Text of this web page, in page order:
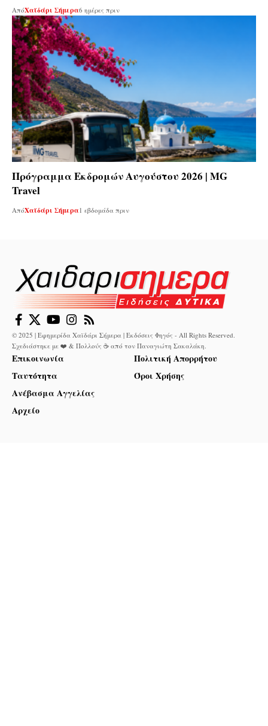
ΑπόΧαϊδάρι Σήμερα6 ημέρες πριν
Πρόγραμμα Εκδρομών Αυγούστου 2026 | MG
Travel
ΑπόΧαϊδάρι Σήμερα1 εβδομάδα πριν
© 2025 | Εφημερίδα Χαϊδάρι Σήμερα | Εκδόσεις Φηγός - All Rights Reserved.
Σχεδιάστηκε με ❤️ & Πολλούς ☕ από τον Παναγιώτη Σακαλάκη
Επικοινωνία
Ταυτότητα
Ανέβασμα Αγγελίας
Αρχείο
Πολιτική Απορρήτου
Όροι Χρήσης